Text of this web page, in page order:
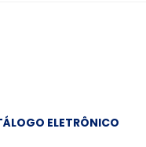
ELETRÔNICO